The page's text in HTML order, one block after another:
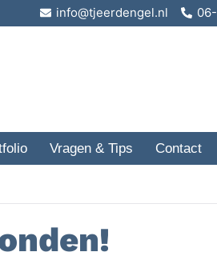
info@tjeerdengel.nl
Vragen & Tips Contact